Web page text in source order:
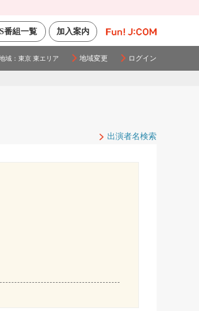
加入案内
番組一覧
域： 東京 東エリア 地域変更 ログイン
出演者名検索